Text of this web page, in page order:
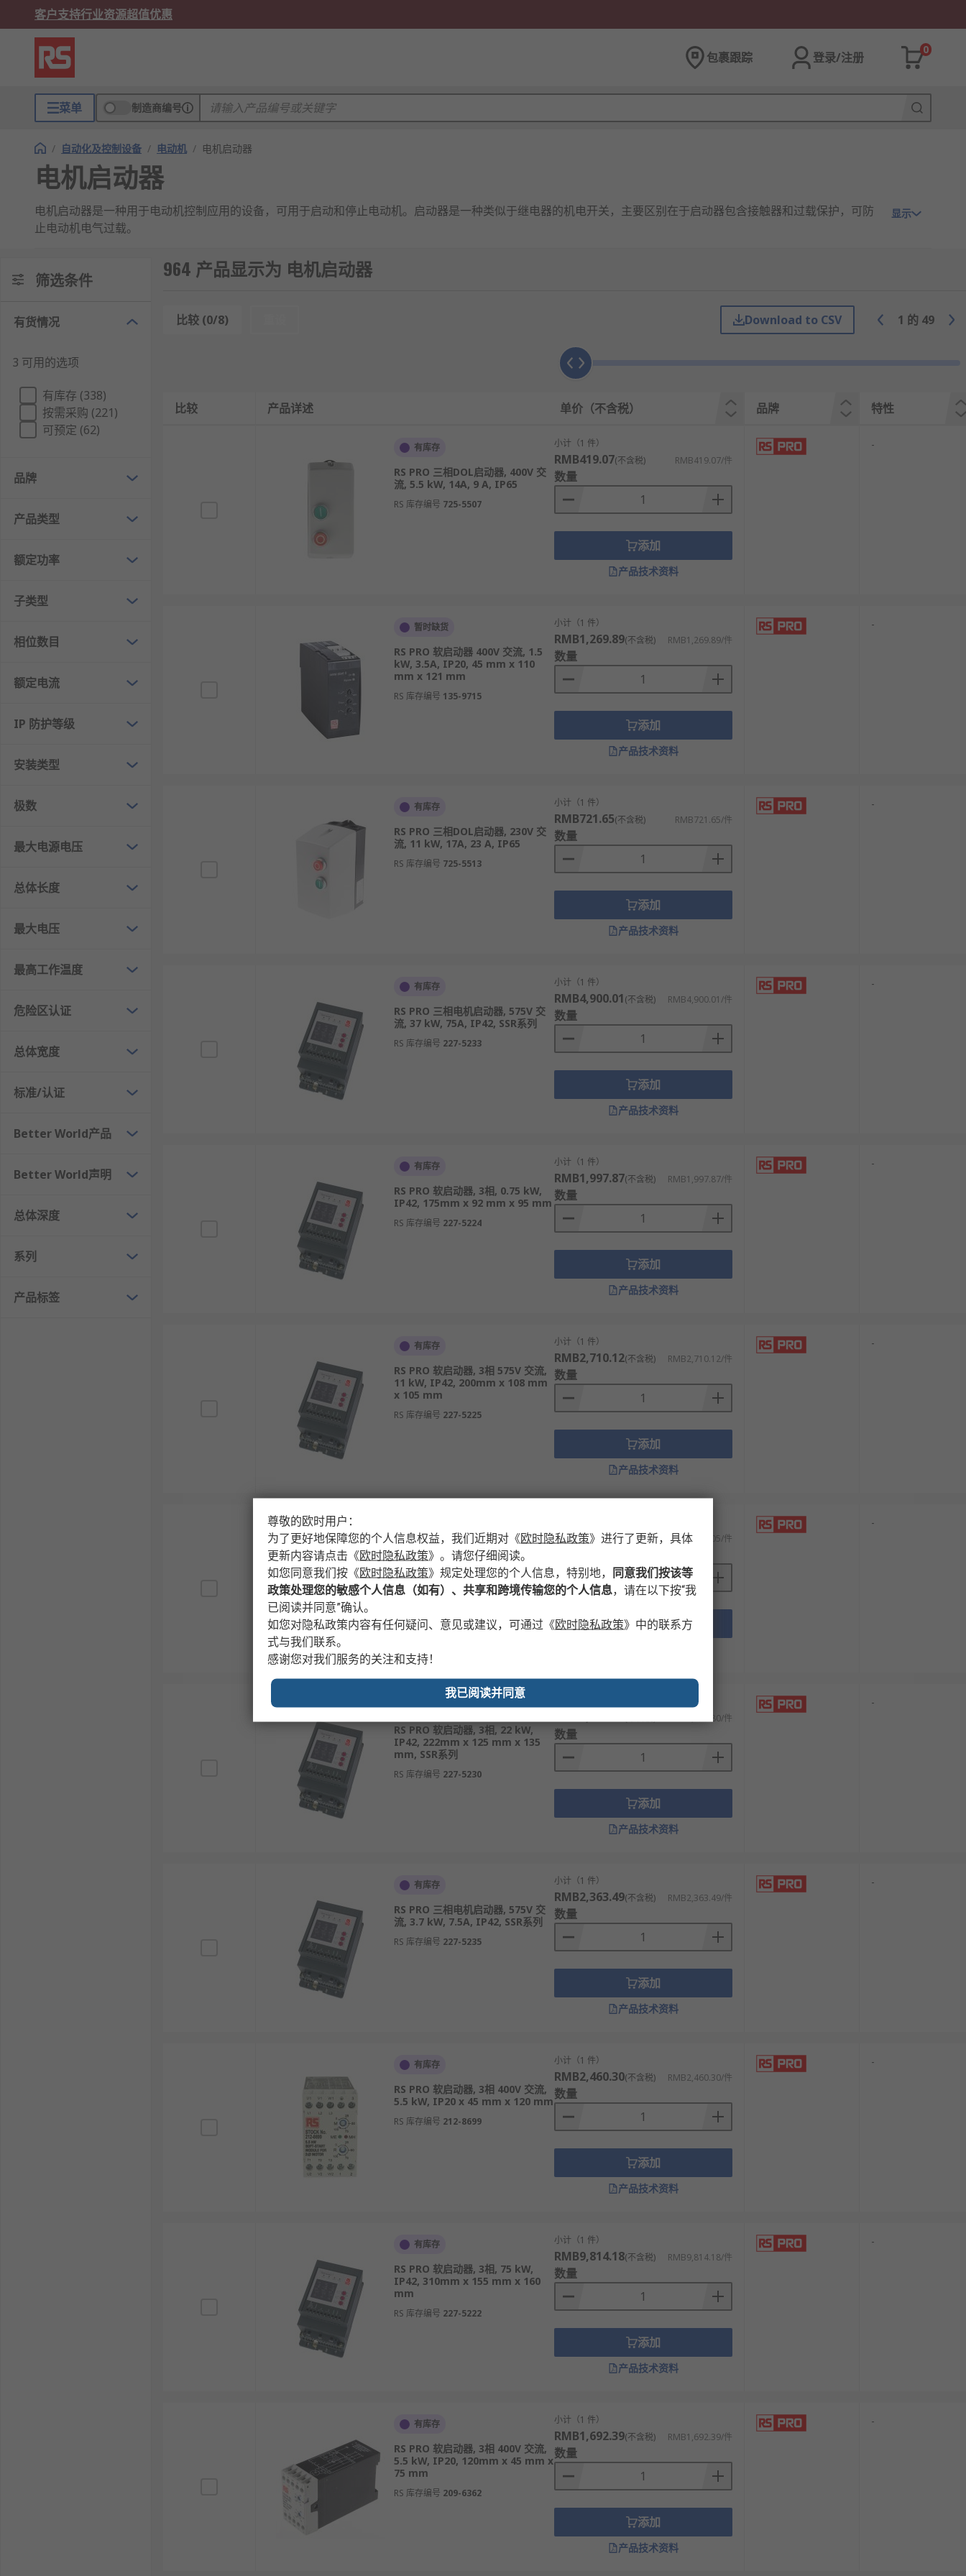
客户支持行业资源超值优惠
包裹跟踪 登录/注册
0
菜单 制造商编号
/ 自动化及控制设备 / 电动机 / 电机启动器
电机启动器
电机启动器是一种用于电动机控制应用的设备，可用于启动和停止电动机。启动器是一种类似于继电器的机电开关，主要区别在于启动器包含接触器和过载保护，可防
止电动机电气过载。
电机启动器的类型
路。向线圈通电后，接触器接触在一起以闭合电路，从而启动设备。它们用于只需要以固定速度向一个方向运行的电动机。
可逆DOL启动器 - 这些电动机启动器可向前或向后运行电动机。这类三按钮启动器特别适用于基于输送机、有时需要反转方向的机械设备。
星形三角启动器 - 用于控制三相感应电动机的低电压电动机启动器，这种启动器中的绕组在星形和三角连接之间切换以启动电动机。星形三角电路的三极（星形）
软启动器 - 软启动器通常用于控制交流电动机，它可帮助降低上电时的扭矩和负载以及电动机启动阶段中常见的电流浪涌。它使用固态开关来控制电压以及提供的
启动电流。
快速启动：电机起动器可实现发动机的快速启动，从而实现车辆或机械的高效和及时运行。
多面性：电机起动器与各种类型的内燃机兼容，包括汽油、柴油和替代燃料发动机。
可靠性：电机起动器旨在承受苛刻的条件和重复使用。
能效：电机起动器旨在高效运行，以最小的功率损耗将电能转化为机械能。
与控制系统的兼容性：电机起动器可以与控制系统集成，以实现远程启动或自动发动机控制。
建筑设备
、Schneider Electric、Siemens和
等多款不同规格、型号的产品供您挑选，从而满足不同的应用场景需求。
欢迎查看和订购
RS 欧时
显示
筛选条件
有货情况
3 可用的选项
有库存 (338)
按需采购 (221)
可预定 (62)
品牌
产品类型
额定功率
子类型
相位数目
额定电流
IP 防护等级
安装类型
极数
最大电源电压
总体长度
最大电压
最高工作温度
危险区认证
总体宽度
标准/认证
Better World产品
Better World声明
总体深度
系列
产品标签
964 产品显示为 电机启动器
比较 (0/8) Download to CSV 1 的 49
比较 产品详述 单价（不含税） 品牌 特性
有库存
RS PRO 三相DOL启动器, 400V 交
流, 5.5 kW, 14A, 9 A, IP65
RS 库存编号 725-5507
小计（1 件）
RMB419.07(不含税) RMB419.07/件
数量
添加
产品技术资料
-
暂时缺货
RS PRO 软启动器 400V 交流, 1.5
kW, 3.5A, IP20, 45 mm x 110
mm x 121 mm
RS 库存编号 135-9715
小计（1 件）
RMB1,269.89(不含税) RMB1,269.89/件
数量
添加
产品技术资料
-
有库存
RS PRO 三相DOL启动器, 230V 交
流, 11 kW, 17A, 23 A, IP65
RS 库存编号 725-5513
小计（1 件）
RMB721.65(不含税) RMB721.65/件
数量
添加
产品技术资料
-
有库存
RS PRO 三相电机启动器, 575V 交
流, 37 kW, 75A, IP42, SSR系列
RS 库存编号 227-5233
小计（1 件）
RMB4,900.01(不含税) RMB4,900.01/件
数量
添加
产品技术资料
-
有库存
RS PRO 软启动器, 3相, 0.75 kW,
IP42, 175mm x 92 mm x 95 mm
RS 库存编号 227-5224
小计（1 件）
RMB1,997.87(不含税) RMB1,997.87/件
数量
添加
产品技术资料
-
有库存
RS PRO 软启动器, 3相 575V 交流,
11 kW, IP42, 200mm x 108 mm
x 105 mm
RS 库存编号 227-5225
小计（1 件）
RMB2,710.12(不含税) RMB2,710.12/件
数量
添加
产品技术资料
-
RS PRO 软启动器, 3相, 5.5 kW,
IP42, 175mm x 92 mm x 95 mm
RS 库存编号227-5221
RMB2,422.05(不含税) RMB2,422.05/件
添加
-
有库存
RS PRO 软启动器, 3相, 22 kW,
IP42, 222mm x 125 mm x 135
mm, SSR系列
RS 库存编号 227-5230
RMB4,275.80/件
数量
添加
产品技术资料
-
有库存
RS PRO 三相电机启动器, 575V 交
流, 3.7 kW, 7.5A, IP42, SSR系列
RS 库存编号 227-5235
小计（1 件）
RMB2,363.49(不含税) RMB2,363.49/件
数量
添加
产品技术资料
-
有库存
RS PRO 软启动器, 3相 400V 交流,
5.5 kW, IP20 x 45 mm x 120 mm
RS 库存编号 212-8699
小计（1 件）
RMB2,460.30(不含税) RMB2,460.30/件
数量
添加
产品技术资料
-
有库存
RS PRO 软启动器, 3相, 75 kW,
IP42, 310mm x 155 mm x 160
mm
RS 库存编号 227-5222
小计（1 件）
RMB9,814.18(不含税) RMB9,814.18/件
数量
添加
产品技术资料
-
有库存
RS PRO 软启动器, 3相 400V 交流,
5.5 kW, IP20, 120mm x 45 mm x
75 mm
RS 库存编号 209-6362
小计（1 件）
RMB1,692.39(不含税) RMB1,692.39/件
数量
添加
产品技术资料
-
尊敬的欧时用户：
为了更好地保障您的个人信息权益，我们近期对 《欧时隐私政策》 进行了更新，具体
更新内容请点击 《欧时隐私政策》 。请您仔细阅读。
如您同意我们按 《欧时隐私政策》 规定处理您的个人信息，特别地，
同意我们按该等
政策处理您的敏感个人信息（如有）、共享和跨境传输您的个人信息，请在以下按“我
已阅读并同意”确认。
如您对隐私政策内容有任何疑问、意见或建议，可通过 《欧时隐私政策》 中的联系方
式与我们联系。
感谢您对我们服务的关注和支持！
我已阅读并同意